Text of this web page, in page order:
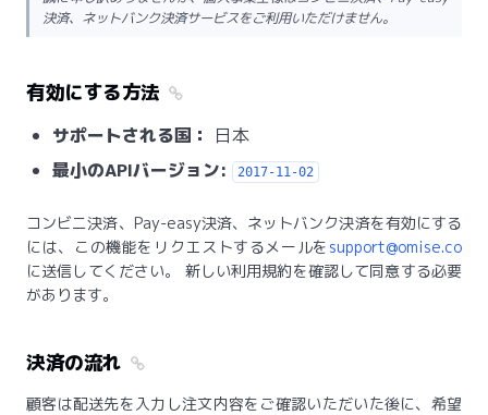
決済、ネットバンク決済サービスをご利用いただけません。
有効にする方法
サポートされる国：
日本
最小のAPIバージョン:
2017-11-02
コンビニ決済、Pay-easy決済、ネットバンク決済を有効にする
には、この機能をリクエストするメールを support@omise.co
に送信してください。 新しい利用規約を確認して同意する必要
があります。
決済の流れ
顧客は配送先を入力し注文内容をご確認いただいた後に、希望